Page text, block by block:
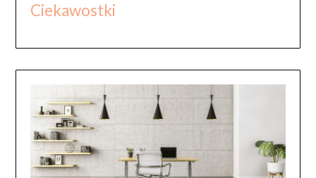
Ciekawostki